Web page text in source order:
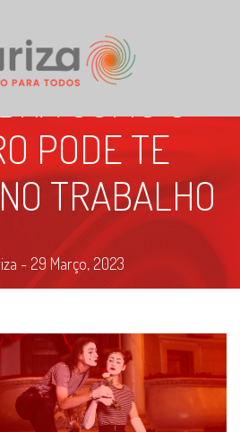
COMO O
PODE TE
TRABALHO
- 29 Março, 2023